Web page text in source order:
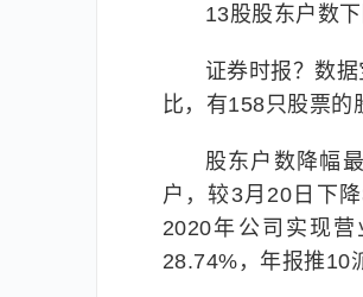
13股股东户数
证券时报？数
比，有158只股票的
股东户数降幅
户，较3月20日下
2020年公司实现
28.74%，年报推10